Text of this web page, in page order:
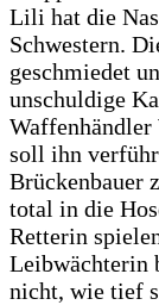
Lili hat die
Schwestern.
geschmiedet
unschuldige
soll ihn
Brückenbauer
total in die
Retterin
Leibwächterin
nicht, wie tief